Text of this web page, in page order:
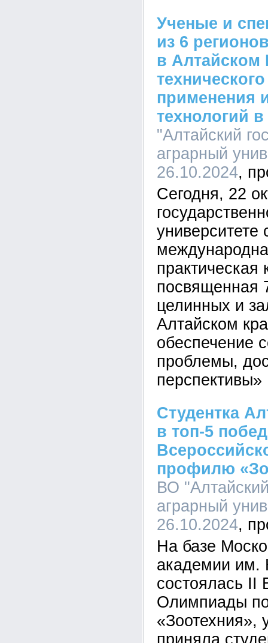
Ученые и
из 6
в
применения
технологий
"Алтайский
аграрный
26.10.2024
Сегодня, 22
университете
посвященная
целинных и
Алтайском
обеспечение
проблемы,
перспективы»
Студентка
в топ-5
профилю
ВО
аграрный
26.10.2024
На базе
академии им.
состоялась II
Олимпиады
«Зоотехния»,
приняла